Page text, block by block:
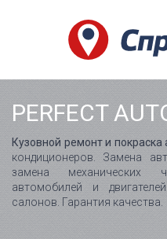
PERFECT
Кузовной ремонт и покраска
кондиционеров. Замена
замена механических
автомобилей и
салонов. Гарантия качества.